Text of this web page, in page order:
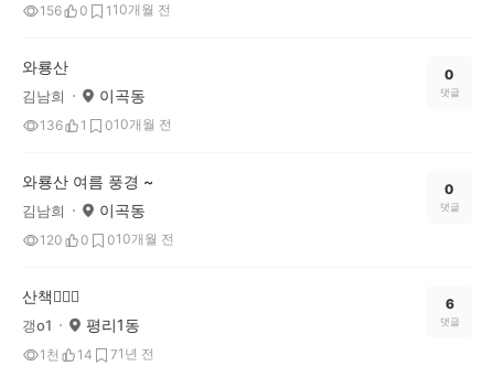
156 0 1 10개월 전
와룡산
김남희 이곡동
136 1 010개월 전
0
댓글
와룡산 여름 풍경 ~
김남희 이곡동
120 0 010개월 전
0
댓글
산책🚶🏽‍♀️
갱o1 평리1동
1천 14 71년 전
6
댓글